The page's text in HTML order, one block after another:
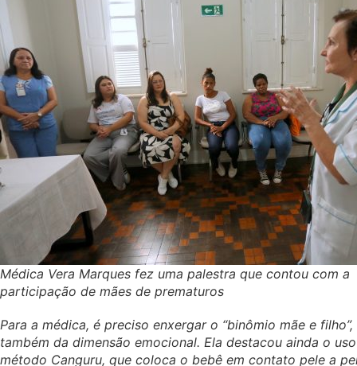
Médica Vera Marques fez uma palestra que contou com a
participação de mães de prematuros
Para a médica, é preciso enxergar o “binômio mãe e
também da dimensão emocional. Ela destacou ainda o
método Canguru, que coloca o bebê em contato pele a